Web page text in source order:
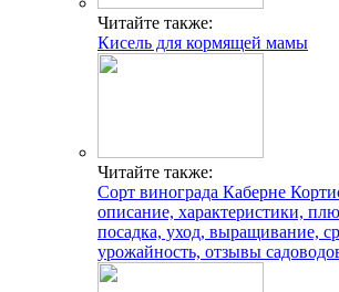
Читайте также:
Кисель для кормящей мамы
Читайте также:
Сорт винограда Каберне
описание, характеристики,
посадка, уход, выращивание,
урожайность, отзывы